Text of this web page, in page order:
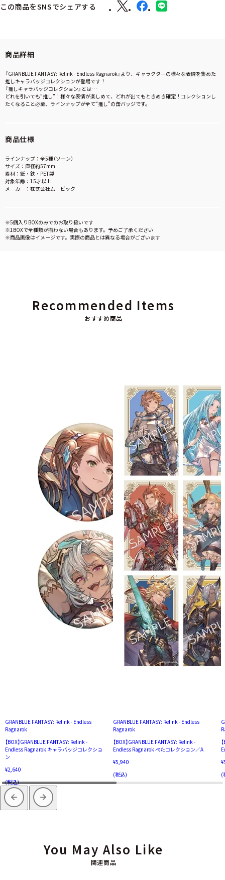
この商品をSNSでシェアする
商品詳細
『GRANBLUE FANTASY: Relink - Endless Ragnarok』より、キャラクターの様々な表情を集めた
推しキャラバッジコレクションが登場です！
『推しキャラバッジコレクション』とは…
どれを引いても“推し”！様々な表情が楽しめて、どれが出てもときめき確定！コレクションし
たくなること必至、ラインナップが全て“推し”の缶バッジです。
商品仕様
ラインナップ：全5種（ソーン）
サイズ：直径約57mm
素材：紙・鉄・PET製
対象年齢：15才以上
メーカー：株式会社ムービック
※5個入りBOXのみでのお取り扱いです
※1BOXで全種類が揃わない場合もあります。予めご了承ください
※商品画像はイメージです。実際の商品とは異なる場合がございます
おすすめ商品
Recommended Items
GRANBLUE FANTASY: Relink - Endless
Ragnarok
【BOX】GRANBLUE FANTASY: Relink -
Endless Ragnarok キャラバッジコレクショ
ン
¥2,640
(税込)
GRANBLUE FANTASY: Relink - Endless
Ragnarok
【BOX】GRANBLUE FANTASY: Relink -
Endless Ragnarok ぺたコレクション／A
¥5,940
(税込)
(
関連商品
You May Also Like